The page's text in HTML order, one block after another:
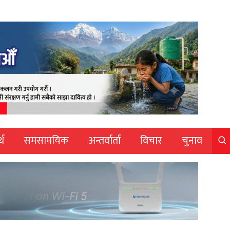
समसामयिक अन्तर्वार्ता विचार चुनाव